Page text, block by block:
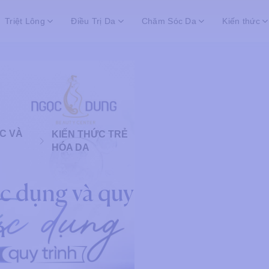
Triệt Lông Điều Trị Da Chăm Sóc Da Kiến thức
VÀ
KIẾN THỨC TRẺ
HÓA DA
dụng và quy